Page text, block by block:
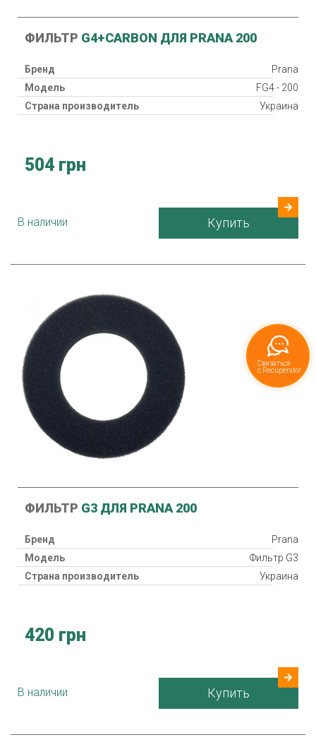
ФИЛЬТР G4+CARBON ДЛЯ PRANA 200
Бренд
Prana
Модель
FG4 - 200
Страна производитель
Украина
504 грн
В наличии Купить
ФИЛЬТР G3 ДЛЯ PRANA 200
Бренд
Prana
Модель
Фильтр G3
Страна производитель
Украина
420 грн
В наличии Купить